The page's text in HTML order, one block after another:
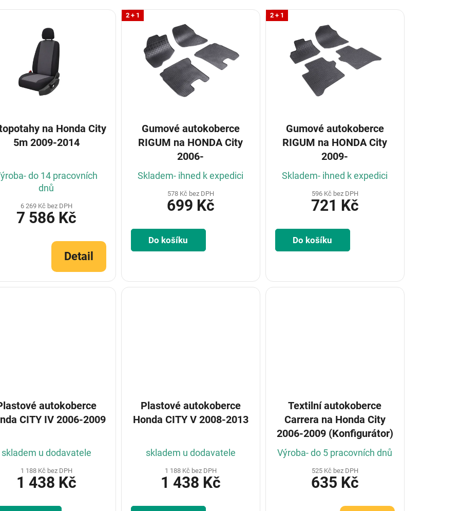
na Honda City
5m 2009-2014
do 14 pracovních
dnů
6 269 Kč bez DPH
7 586 Kč
Detail
2 + 1
Gumové autokoberce
RIGUM na HONDA City
2006-
Skladem- ihned k expedici
578 Kč bez DPH
699 Kč
Do košíku
2 + 1
Gumové autokoberce
RIGUM na HONDA City
2009-
Skladem- ihned k expedici
596 Kč bez DPH
721 Kč
Do košíku
autokoberce
CITY IV 2006-2009
skladem u dodavatele
1 188 Kč bez DPH
1 438 Kč
Plastové autokoberce
Honda CITY V 2008-2013
skladem u dodavatele
1 188 Kč bez DPH
1 438 Kč
Textilní autokoberce
Carrera na Honda City
2006-2009 (Konfigurátor)
Výroba- do 5 pracovních dnů
525 Kč bez DPH
635 Kč